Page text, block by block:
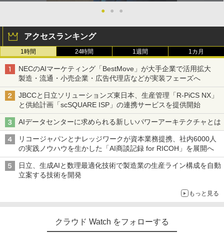
●
● ●
アクセスランキング
1時間 24時間 1週間 1カ月
NECのAIマーケティング「BestMove」が大手企業で活用拡大
製造・流通・小売企業・広告代理店などが実装フェーズへ
JBCCと日立ソリューションズ東日本、生産管理「R-PiCS NX」
と供給計画「scSQUARE ISP」の連携サービスを提供開始
AIデータセンターに求められる新しいパワーアーキテクチャとは
リコージャパンとナレッジワークが資本業務提携、社内6000人
の実践ノウハウを生かした「AI商談記録 for RICOH」を展開へ
日立、生成AIと数理最適化技術で製造業の生産ライン構成を自動
立案する技術を開発
もっと見る
クラウド Watch をフォローする